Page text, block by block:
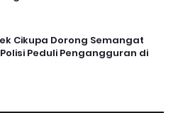
Cikupa Dorong Semangat
Peduli Pengangguran di